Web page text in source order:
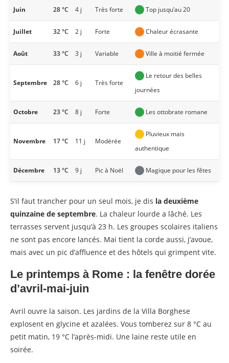
Juin 28 °C 4 j Très forte Top jusqu’au 20
Juillet 32 °C 2 j Forte Chaleur écrasante
Août 33 °C 3 j Variable Ville à moitié fermée
Septembre 28 °C 6 j Très forte
Le retour des belles
journées
Octobre 23 °C 8 j Forte Les ottobrate romane
Novembre 17 °C 11 j Modérée
Pluvieux mais
authentique
Décembre 13 °C 9 j Pic à Noël Magique pour les fêtes
S’il faut trancher pour un seul mois, je dis la deuxième
quinzaine de septembre. La chaleur lourde a lâché. Les
terrasses servent jusqu’à 23 h. Les groupes scolaires italiens
ne sont pas encore lancés. Mai tient la corde aussi, j’avoue,
mais avec un pic d’affluence et des hôtels qui grimpent vite.
Le printemps à Rome : la fenêtre dorée
d’avril-mai-juin
Avril ouvre la saison. Les jardins de la Villa Borghese
explosent en glycine et azalées. Vous tomberez sur 8 °C au
petit matin, 19 °C l’après-midi. Une laine reste utile en
soirée.